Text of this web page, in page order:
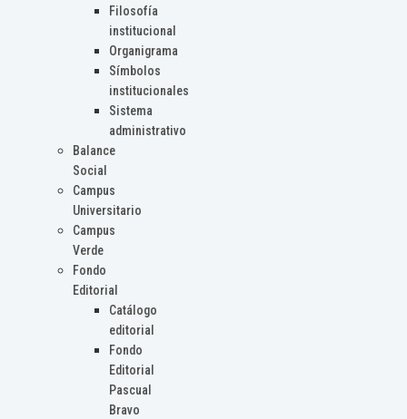
Filosofía
institucional
Organigrama
Símbolos
institucionales
Sistema
administrativo
Balance
Social
Campus
Universitario
Campus
Verde
Fondo
Editorial
Catálogo
editorial
Fondo
Editorial
Pascual
Bravo